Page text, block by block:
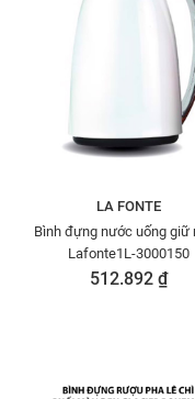
LA FONTE
Bình đựng nước uống giữ
Lafonte1L-3000150
512.892 ₫